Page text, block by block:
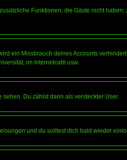
Funktionen, die Gäste nicht haben,
ein Missbrauch deines Accounts
im Internetcafé usw.
Du zählst dann als versteckter User.
und du solltest dich bald wieder